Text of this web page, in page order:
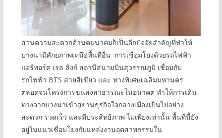
ส่วนความสะดวกด้านคมนาคมก็เป็นอีกปัจจัยสำคัญที่ทำให้
บางนามีศักยภาพเหนือพื้นที่อื่น การเชื่อมโยงด้วยรถไฟฟ้า
แอร์พอร์ต เรล ลิงก์ สถานีสนามบินสุวรรณภูมิ เชื่อมกับ
รถไฟฟ้า BTS สายสีเขียว และ ทางพิเศษเฉลิมมหานคร
ตลอดจนโครงการขนส่งสาธารณะในอนาคต ทำให้การเดิน
ทางจากบางนาเข้าสู่ย่านธุรกิจใจกลางเมืองเป็นไปอย่าง
สะดวก รวดเร็ว และมีประสิทธิภาพ ไม่เพียงเท่านั้น พื้นที่นี้ยัง
อยู่ในแนวเชื่อมโยงกับแหล่งงานอุตสาหกรรมใน